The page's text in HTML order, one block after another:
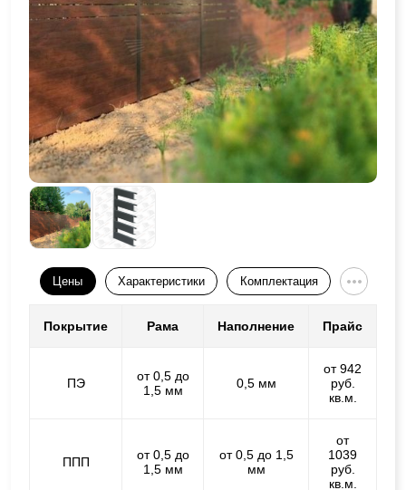
Цены Характеристики Комплектация
Покрытие Рама Наполнение Прайс
ПЭ
от 0,5 до
1,5 мм
0,5 мм
от 942
руб.
кв.м.
ППП
от 0,5 до
1,5 мм
от 0,5 до 1,5
мм
от
1039
руб.
кв.м.